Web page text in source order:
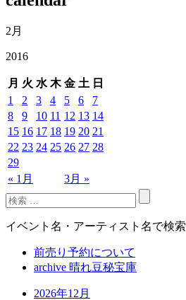
2月
2016
月 火 水 木 金 土 日
« 1月 3月 »
1 2 3 4 5 6
7
8
9 10 11 12 13 14
15 16 17 18 19 20 21
22 23 24 25 26 27 28
29
イベント名・アーティスト名で検索
前売り予約について
archive 晴れ豆秘宝庫
2026年12月